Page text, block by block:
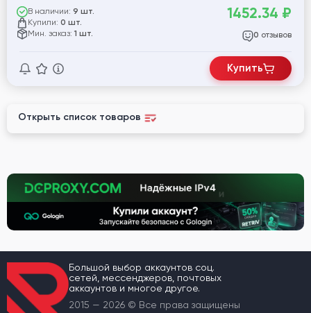
В наличии: 9 шт.
Купили: 0 шт.
Мин. заказ: 1 шт.
1452.34 ₽
0 отзывов
Купить
Открыть список товаров
Большой выбор аккаунтов соц.
сетей, мессенджеров, почтовых
аккаунтов и многое другое.
2015 — 2026 © Все права защищены